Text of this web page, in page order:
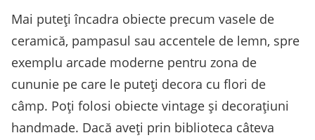
Mai puteți încadra obiecte precum vasele de
ceramică, pampasul sau accentele de lemn, spre
exemplu arcade moderne pentru zona de
cununie pe care le puteți decora cu flori de
câmp. Poți folosi obiecte vintage și decorațiuni
handmade. Dacă aveți prin biblioteca câteva